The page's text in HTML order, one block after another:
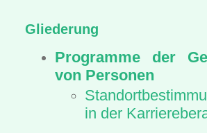
Gliederung
Programme der
von Personen
in der